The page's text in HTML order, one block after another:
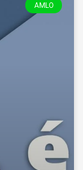
AMLO